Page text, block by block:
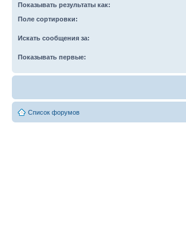
Показывать результаты как:
Поле сортировки:
Искать сообщения за:
Показывать первые:
Список форумов